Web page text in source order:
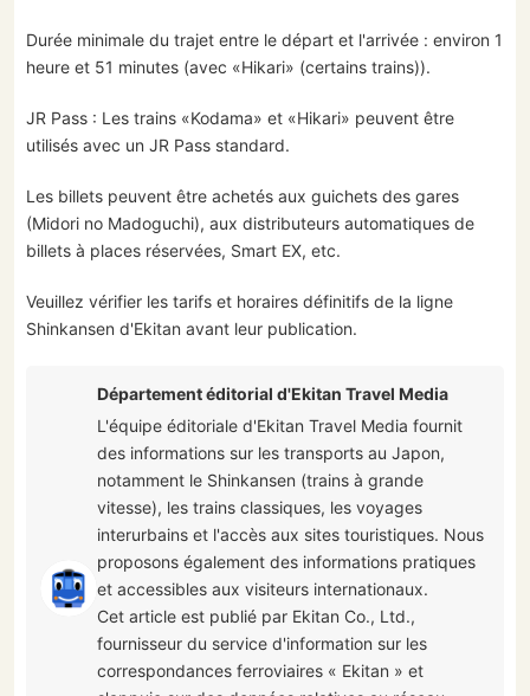
Durée minimale du trajet entre le départ et l'arrivée : environ 1
heure et 51 minutes (avec «Hikari» (certains trains)).
JR Pass : Les trains «Kodama» et «Hikari» peuvent être
utilisés avec un JR Pass standard.
Les billets peuvent être achetés aux guichets des gares
(Midori no Madoguchi), aux distributeurs automatiques de
billets à places réservées, Smart EX, etc.
Veuillez vérifier les tarifs et horaires définitifs de la ligne
Shinkansen d'Ekitan avant leur publication.
Département éditorial d'Ekitan Travel Media
L'équipe éditoriale d'Ekitan Travel Media fournit
des informations sur les transports au Japon,
notamment le Shinkansen (trains à grande
vitesse), les trains classiques, les voyages
interurbains et l'accès aux sites touristiques. Nous
proposons également des informations pratiques
et accessibles aux visiteurs internationaux.
Cet article est publié par Ekitan Co., Ltd.,
fournisseur du service d'information sur les
correspondances ferroviaires « Ekitan » et